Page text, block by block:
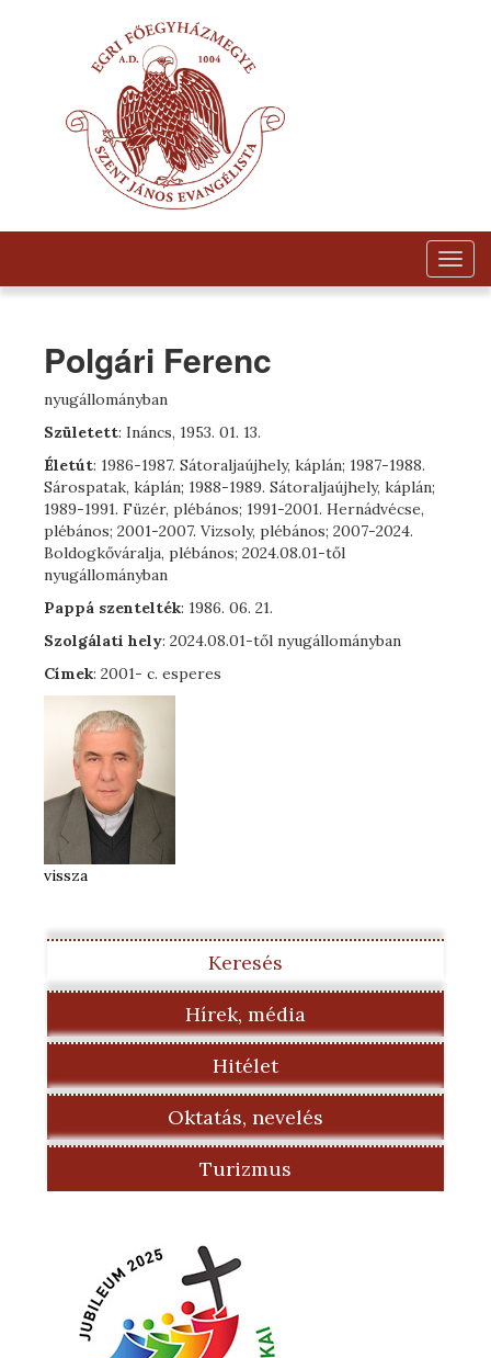
Polgári Ferenc
nyugállományban
Született: Ináncs, 1953. 01. 13.
Életút: 1986-1987. Sátoraljaújhely, káplán; 1987-1988.
Sárospatak, káplán; 1988-1989. Sátoraljaújhely, káplán;
1989-1991. Füzér, plébános; 1991-2001. Hernádvécse,
plébános; 2001-2007. Vizsoly, plébános; 2007-2024.
Boldogkőváralja, plébános; 2024.08.01-től
nyugállományban
Pappá szentelték: 1986. 06. 21.
Szolgálati hely: 2024.08.01-től nyugállományban
Címek: 2001- c. esperes
vissza
Keresés
Hírek, média
Hitélet
Oktatás, nevelés
Turizmus